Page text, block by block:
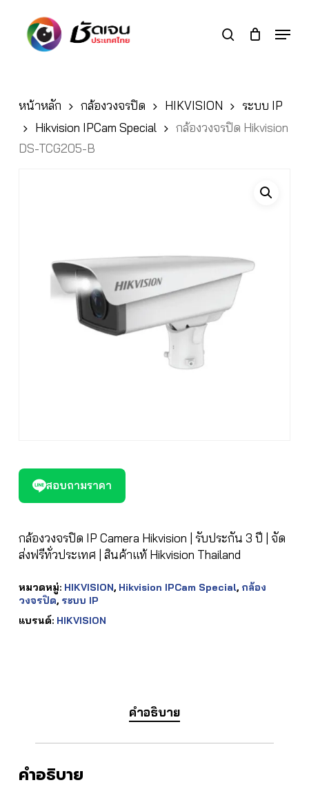
search Menu
หน้าหลัก กล้องวงจรปิด HIKVISION
ระบบ IP
Hikvision IPCam Special
กล้องวงจรปิด Hikvision
DS-TCG205-B
สอบถามราคา
กล้องวงจรปิด IP Camera Hikvision | รับประกัน 3 ปี | จัด
ส่งฟรีทั่วประเทศ | สินค้าแท้ Hikvision Thailand
หมวดหมู่: HIKVISION, Hikvision IPCam Special, กล้อง
วงจรปิด, ระบบ IP
แบรนด์: HIKVISION
คำอธิบาย
คำอธิบาย
Close